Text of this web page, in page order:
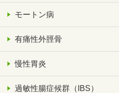
モートン病
有痛性外脛骨
慢性胃炎
過敏性腸症候群（IBS）